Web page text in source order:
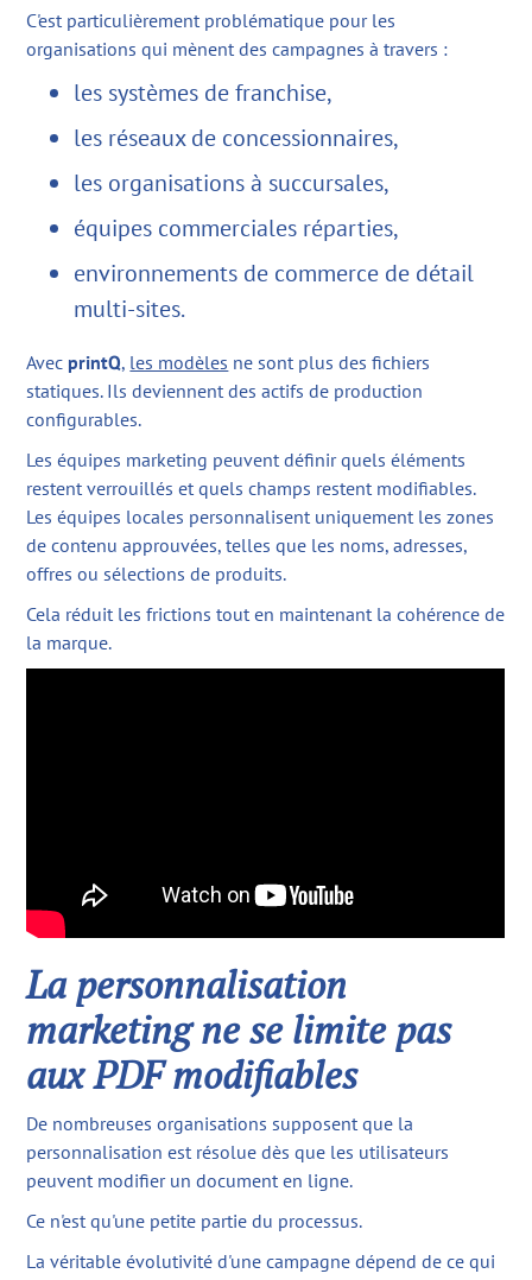
C'est particulièrement problématique pour les
organisations qui mènent des campagnes à travers :
les systèmes de franchise,
les réseaux de concessionnaires,
les organisations à succursales,
équipes commerciales réparties,
environnements de commerce de détail
multi-sites.
Avec printQ, les modèles ne sont plus des fichiers
statiques. Ils deviennent des actifs de production
configurables.
Les équipes marketing peuvent définir quels éléments
restent verrouillés et quels champs restent modifiables.
Les équipes locales personnalisent uniquement les zones
de contenu approuvées, telles que les noms, adresses,
offres ou sélections de produits.
Cela réduit les frictions tout en maintenant la cohérence de
la marque.
La personnalisation
marketing ne se limite pas
aux PDF modifiables
De nombreuses organisations supposent que la
personnalisation est résolue dès que les utilisateurs
peuvent modifier un document en ligne.
Ce n'est qu'une petite partie du processus.
La véritable évolutivité d'une campagne dépend de ce qui